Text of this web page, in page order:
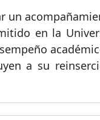
un
en la
a su